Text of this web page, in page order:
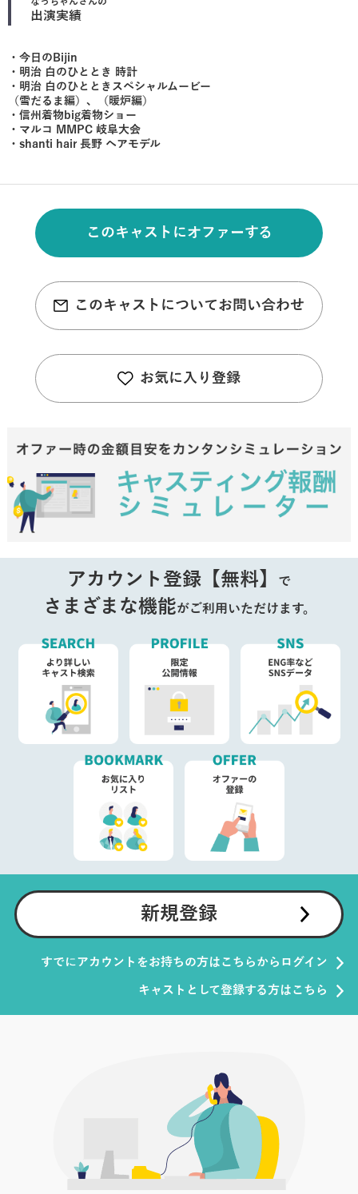
出演実績
・今日のBijin
・明治 白のひととき 時計
・明治 白のひとときスペシャルムービー
（雪だるま編）、（暖炉編）
・信州着物big着物ショー
・マルコ MMPC 岐阜大会
・shanti hair 長野 ヘアモデル
このキャストにオファーする
このキャストについてお問い合わせ
お気に入り登録
アカウント登録【無料】 で
さまざまな機能がご利用いただけます。
新規登録
すでにアカウントをお持ちの方はこちらからログイン
キャストとして登録する方はこちら